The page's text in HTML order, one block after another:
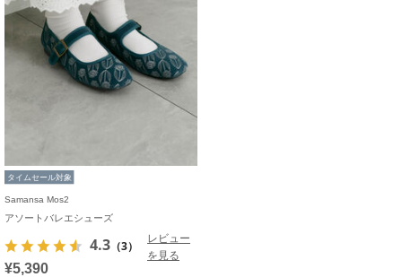
タイムセール対象
Samansa Mos2
アソートバレエシューズ
4.3 （3）
レビュー
を見る
¥5,390